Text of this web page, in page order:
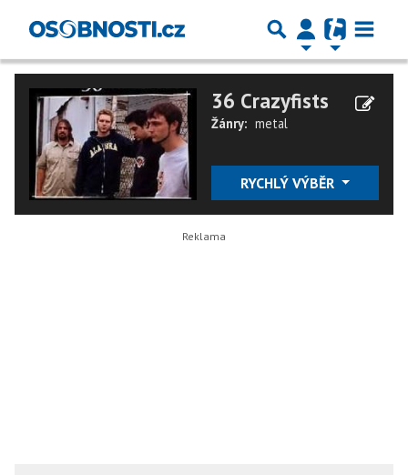
36 Crazyfists
Žánry: metal
RYCHLÝ VÝBĚR